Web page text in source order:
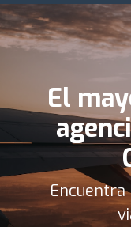
El
Encuentra